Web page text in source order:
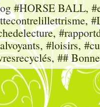
#HORSE BALL,
#loisirs,
##